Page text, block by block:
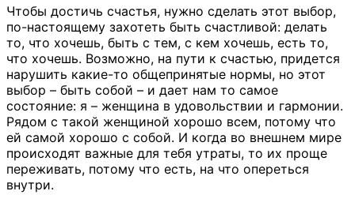
Чтобы достичь счастья, нужно сделать этот выбор,
по-настоящему захотеть быть счастливой: делать
то, что хочешь, быть с тем, с кем хочешь, есть то,
что хочешь. Возможно, на пути к счастью, придется
нарушить какие-то общепринятые нормы, но этот
выбор – быть собой – и дает нам то самое
состояние: я – женщина в удовольствии и гармонии.
Рядом с такой женщиной хорошо всем, потому что
ей самой хорошо с собой. И когда во внешнем мире
происходят важные для тебя утраты, то их проще
переживать, потому что есть, на что опереться
внутри.